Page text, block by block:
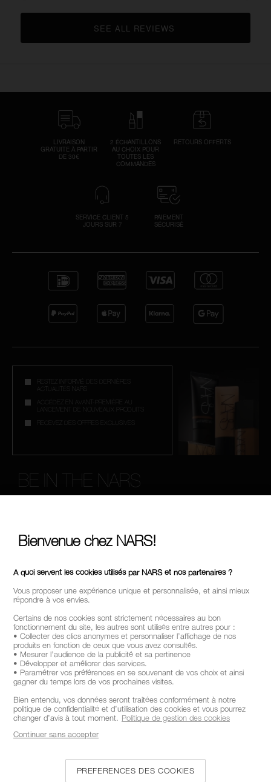
CLICK TO GO TO ALL REVIEWS
LIVRAISON
GRATUITE À PARTIR
DE 30€
2 ÉCHANTILLONS
AU CHOIX POUR
TOUTES LES
COMMANDES
RETOURS OFFERTS
SERVICE CLIENT 5
JOURS SUR 7
PAIEMENT
SÉCURISÉ
RESTEZ INFORMÉ DES DERNIÈRES
ACTUALITÉS NARS
ACCÉDEZ EN AVANT-PREMIÈRE AU
LANCEMENT DE NOUVEAUX PRODUITS
RECEVEZ DES OFFRES EXCLUSIVES
BE IN THE NARS
*
ADRESSE E-MAIL*
S'INSCRIRE
APPELEZ-NOUS AU +33186765701
À PROPOS DE NARS
SUIVEZ-NOUS
Bienvenue chez NARS!
A quoi servent les cookies utilisés par NARS et nos partenaires ?
Vous proposer une expérience unique et personnalisée, et ainsi mieux
répondre à vos envies.
Certains de nos cookies sont strictement nécessaires au bon
fonctionnement du site, les autres sont utilisés entre autres pour :
• Collecter des clics anonymes et personnaliser l’affichage de nos
produits en fonction de ceux que vous avez consultés.
• Mesurer l’audience de la publicité et sa pertinence
• Développer et améliorer des services.
• Paramétrer vos préférences en se souvenant de vos choix et ainsi
gagner du temps lors de vos prochaines visites.
Bien entendu, vos données seront traitées conformément à notre
politique de confidentialité et d’utilisation des cookies et vous pourrez
changer d’avis à tout moment. Politique de gestion des cookies
PREFERENCES DES COOKIES
Continuer sans accepter